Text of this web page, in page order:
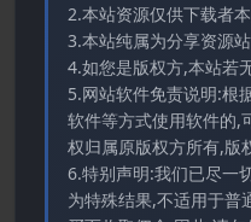
2.本站资源仅供下载者
3.本站纯属为分享资源
4.如您是版权方,本站若
5.网站软件免责说明:根
软件等方式使用软件的,
权归属原版权方所有,版
6.特别声明:我们已尽一
为特殊结果,不适用于普